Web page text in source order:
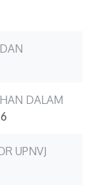
DALAM
UPNVJ